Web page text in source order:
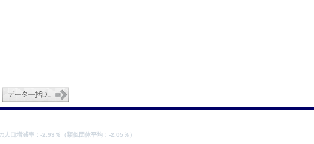
人口増減率：-2.93％（類似団体平均：-2.05％）